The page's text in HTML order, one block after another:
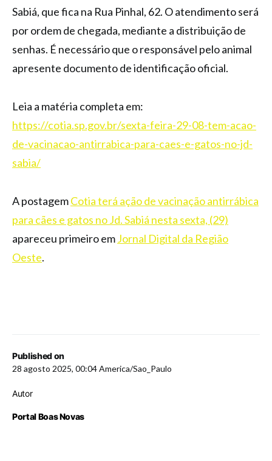
Published on
28 agosto 2025, 00:04 America/Sao_Paulo
Autor
Portal Boas Novas
Sabiá, que fica na Rua Pinhal, 62. O atendimento será
por ordem de chegada, mediante a distribuição de
senhas. É necessário que o responsável pelo animal
apresente documento de identificação oficial.
Leia a matéria completa em:
https://cotia.sp.gov.br/sexta-feira-29-08-tem-acao-
de-vacinacao-antirrabica-para-caes-e-gatos-no-jd-
sabia/
A postagemCotia terá ação de vacinação antirrábica
para cães e gatos no Jd. Sabiá nesta sexta, (29)
apareceu primeiro emJornal Digital da Região
Oeste.